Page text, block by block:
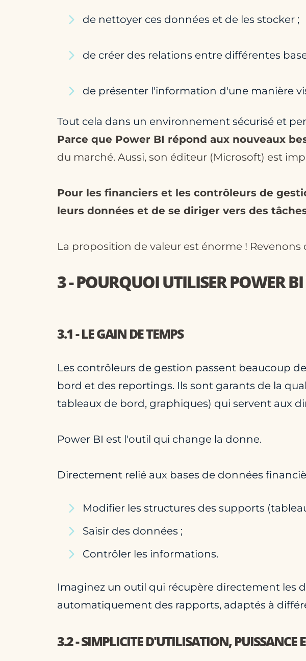
de nettoyer ces données et de les stocker ;
de créer des relations entre différentes
de présenter l'information d'une manière
Tout cela dans un environnement sécurisé et
Parce que Power BI répond aux nouveaux
du marché. Aussi, son éditeur (Microsoft) est
Pour les financiers et les contrôleurs de
leurs données et de se diriger vers des
La proposition de valeur est énorme !
3 - POURQUOI UTILISER POWER BI
3.1 - LE GAIN DE TEMPS
Les contrôleurs de gestion passent beaucoup
bord et des reportings. Ils sont garants de la
tableaux de bord, graphiques) qui servent aux
Power BI est l'outil qui change la donne.
Directement relié aux bases de données
Modifier les structures des supports
Saisir des données ;
Contrôler les informations.
Imaginez un outil qui récupère directement les
automatiquement des rapports, adaptés à
3.2 - SIMPLICITE D'UTILISATION, PUISSANCE